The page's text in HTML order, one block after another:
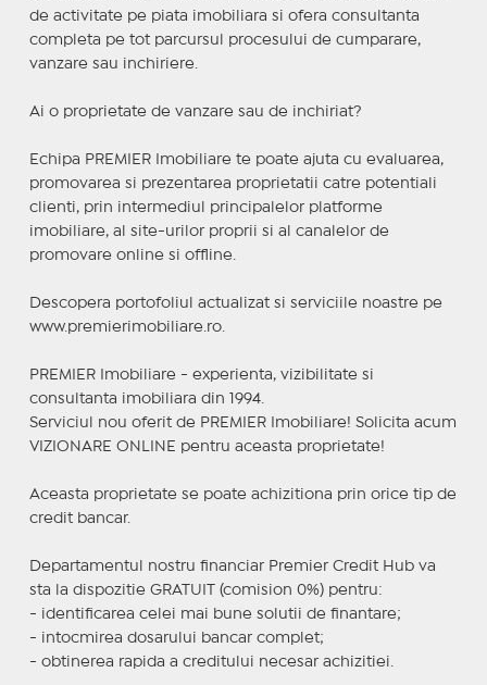
de activitate pe piata imobiliara si ofera consultanta
completa pe tot parcursul procesului de cumparare,
vanzare sau inchiriere.
Ai o proprietate de vanzare sau de inchiriat?
Echipa PREMIER Imobiliare te poate ajuta cu evaluarea,
promovarea si prezentarea proprietatii catre potentiali
clienti, prin intermediul principalelor platforme
imobiliare, al site-urilor proprii si al canalelor de
promovare online si offline.
Descopera portofoliul actualizat si serviciile noastre pe
www.premierimobiliare.ro.
PREMIER Imobiliare - experienta, vizibilitate si
consultanta imobiliara din 1994.
Serviciul nou oferit de PREMIER Imobiliare! Solicita acum
VIZIONARE ONLINE pentru aceasta proprietate!
Aceasta proprietate se poate achizitiona prin orice tip de
credit bancar.
Departamentul nostru financiar Premier Credit Hub va
sta la dispozitie GRATUIT (comision 0%) pentru:
- identificarea celei mai bune solutii de finantare;
- intocmirea dosarului bancar complet;
- obtinerea rapida a creditului necesar achizitiei.